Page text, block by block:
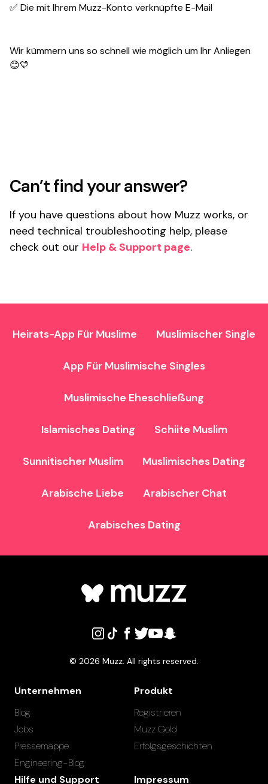
✅ Die mit Ihrem Muzz-Konto verknüpfte E-Mail
Wir kümmern uns so schnell wie möglich um Ihr Anliegen
😊💛
Can’t find your answer?
If you have questions about how Muzz works, or
need technical troubleshooting help, please
check out our Help & Support page.
Heirats-App Für Muslime Muslimischer Single
App Für Muslimische Singles
Muslimische Eheschließung
Islamisches Dating Schiite Muslim
Sunnitischer Muslim Muslimisches Dating
Arabische Liebe Arabischer Chat
Arabisches Dating
© 2026 Muzz. All rights reserved.
Unternehmen
Blog
Jobs
Pressemappe
Engineering-Blog
Produkt
Registrieren
Muzz Gold
Erfolgsgeschichten
Hilfe und Support Impressum